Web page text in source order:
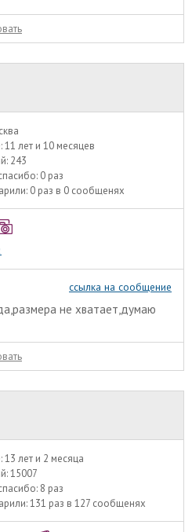
11 лет и 10 месяцев
243
0 раз
0 раз в 0 сообщенях
ссылка на сообщение
не хватает,думаю
13 лет и 2 месяца
15007
8 раз
131 раз в 127 сообщенях